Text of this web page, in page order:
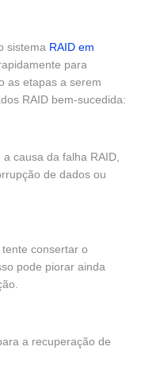
sistema RAID em
para
as etapas a serem
RAID bem-sucedida:
a causa da falha RAID,
de dados ou
tente consertar o
pode piorar ainda
a recuperação de